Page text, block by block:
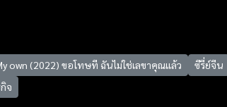
own (2022) ขอโทษที ฉันไม่ใช่เลขาคุณแล้ว
ซีรี่ย์จีน
จ